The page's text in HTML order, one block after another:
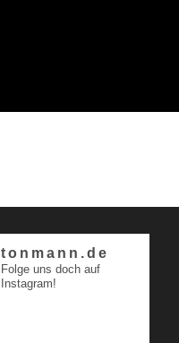
tonmann.de
Folge uns doch auf
Instagram!